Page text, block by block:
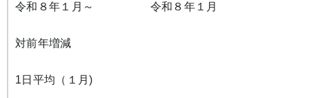
令和８年１月～ 令和８年１月
対前年増減
1日平均（１月)